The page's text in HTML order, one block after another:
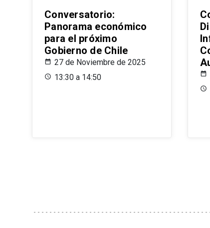
Conversatorio:
Panorama económico
para el próximo
Gobierno de Chile
27 de Noviembre de 2025
13:30 a 14:50